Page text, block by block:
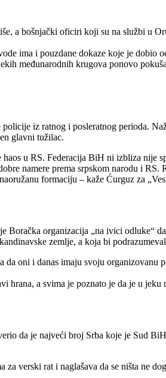
a bošnjački oficiri koji su na službi u
ima i pouzdane dokaze koje je dobio
međunarodnih krugova ponovo
iz ratnog i posleratnog perioda.
glavni tužilac.
u RS. Federacija BiH ni izbliza nije
namere prema srpskom narodu i RS.
formaciju – kaže Ćurguz za
Boračka organizacija „na ivici odluke“
zemlje, a koja bi
oni i danas imaju svoju organizovanu
hrana, a svima je poznato je da je u
da je najveći broj Srba koje je Sud
verski rat i naglašava da se ništa ne